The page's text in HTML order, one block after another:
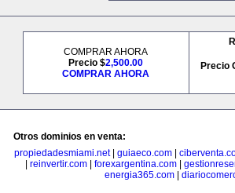
COMPRAR AHORA
Precio $2,500.00
COMPRAR AHORA
Precio
Otros dominios en venta:
propiedadesmiami.net| guiaeco.com|
reinvertir.com forexargentina.com
energia365.com